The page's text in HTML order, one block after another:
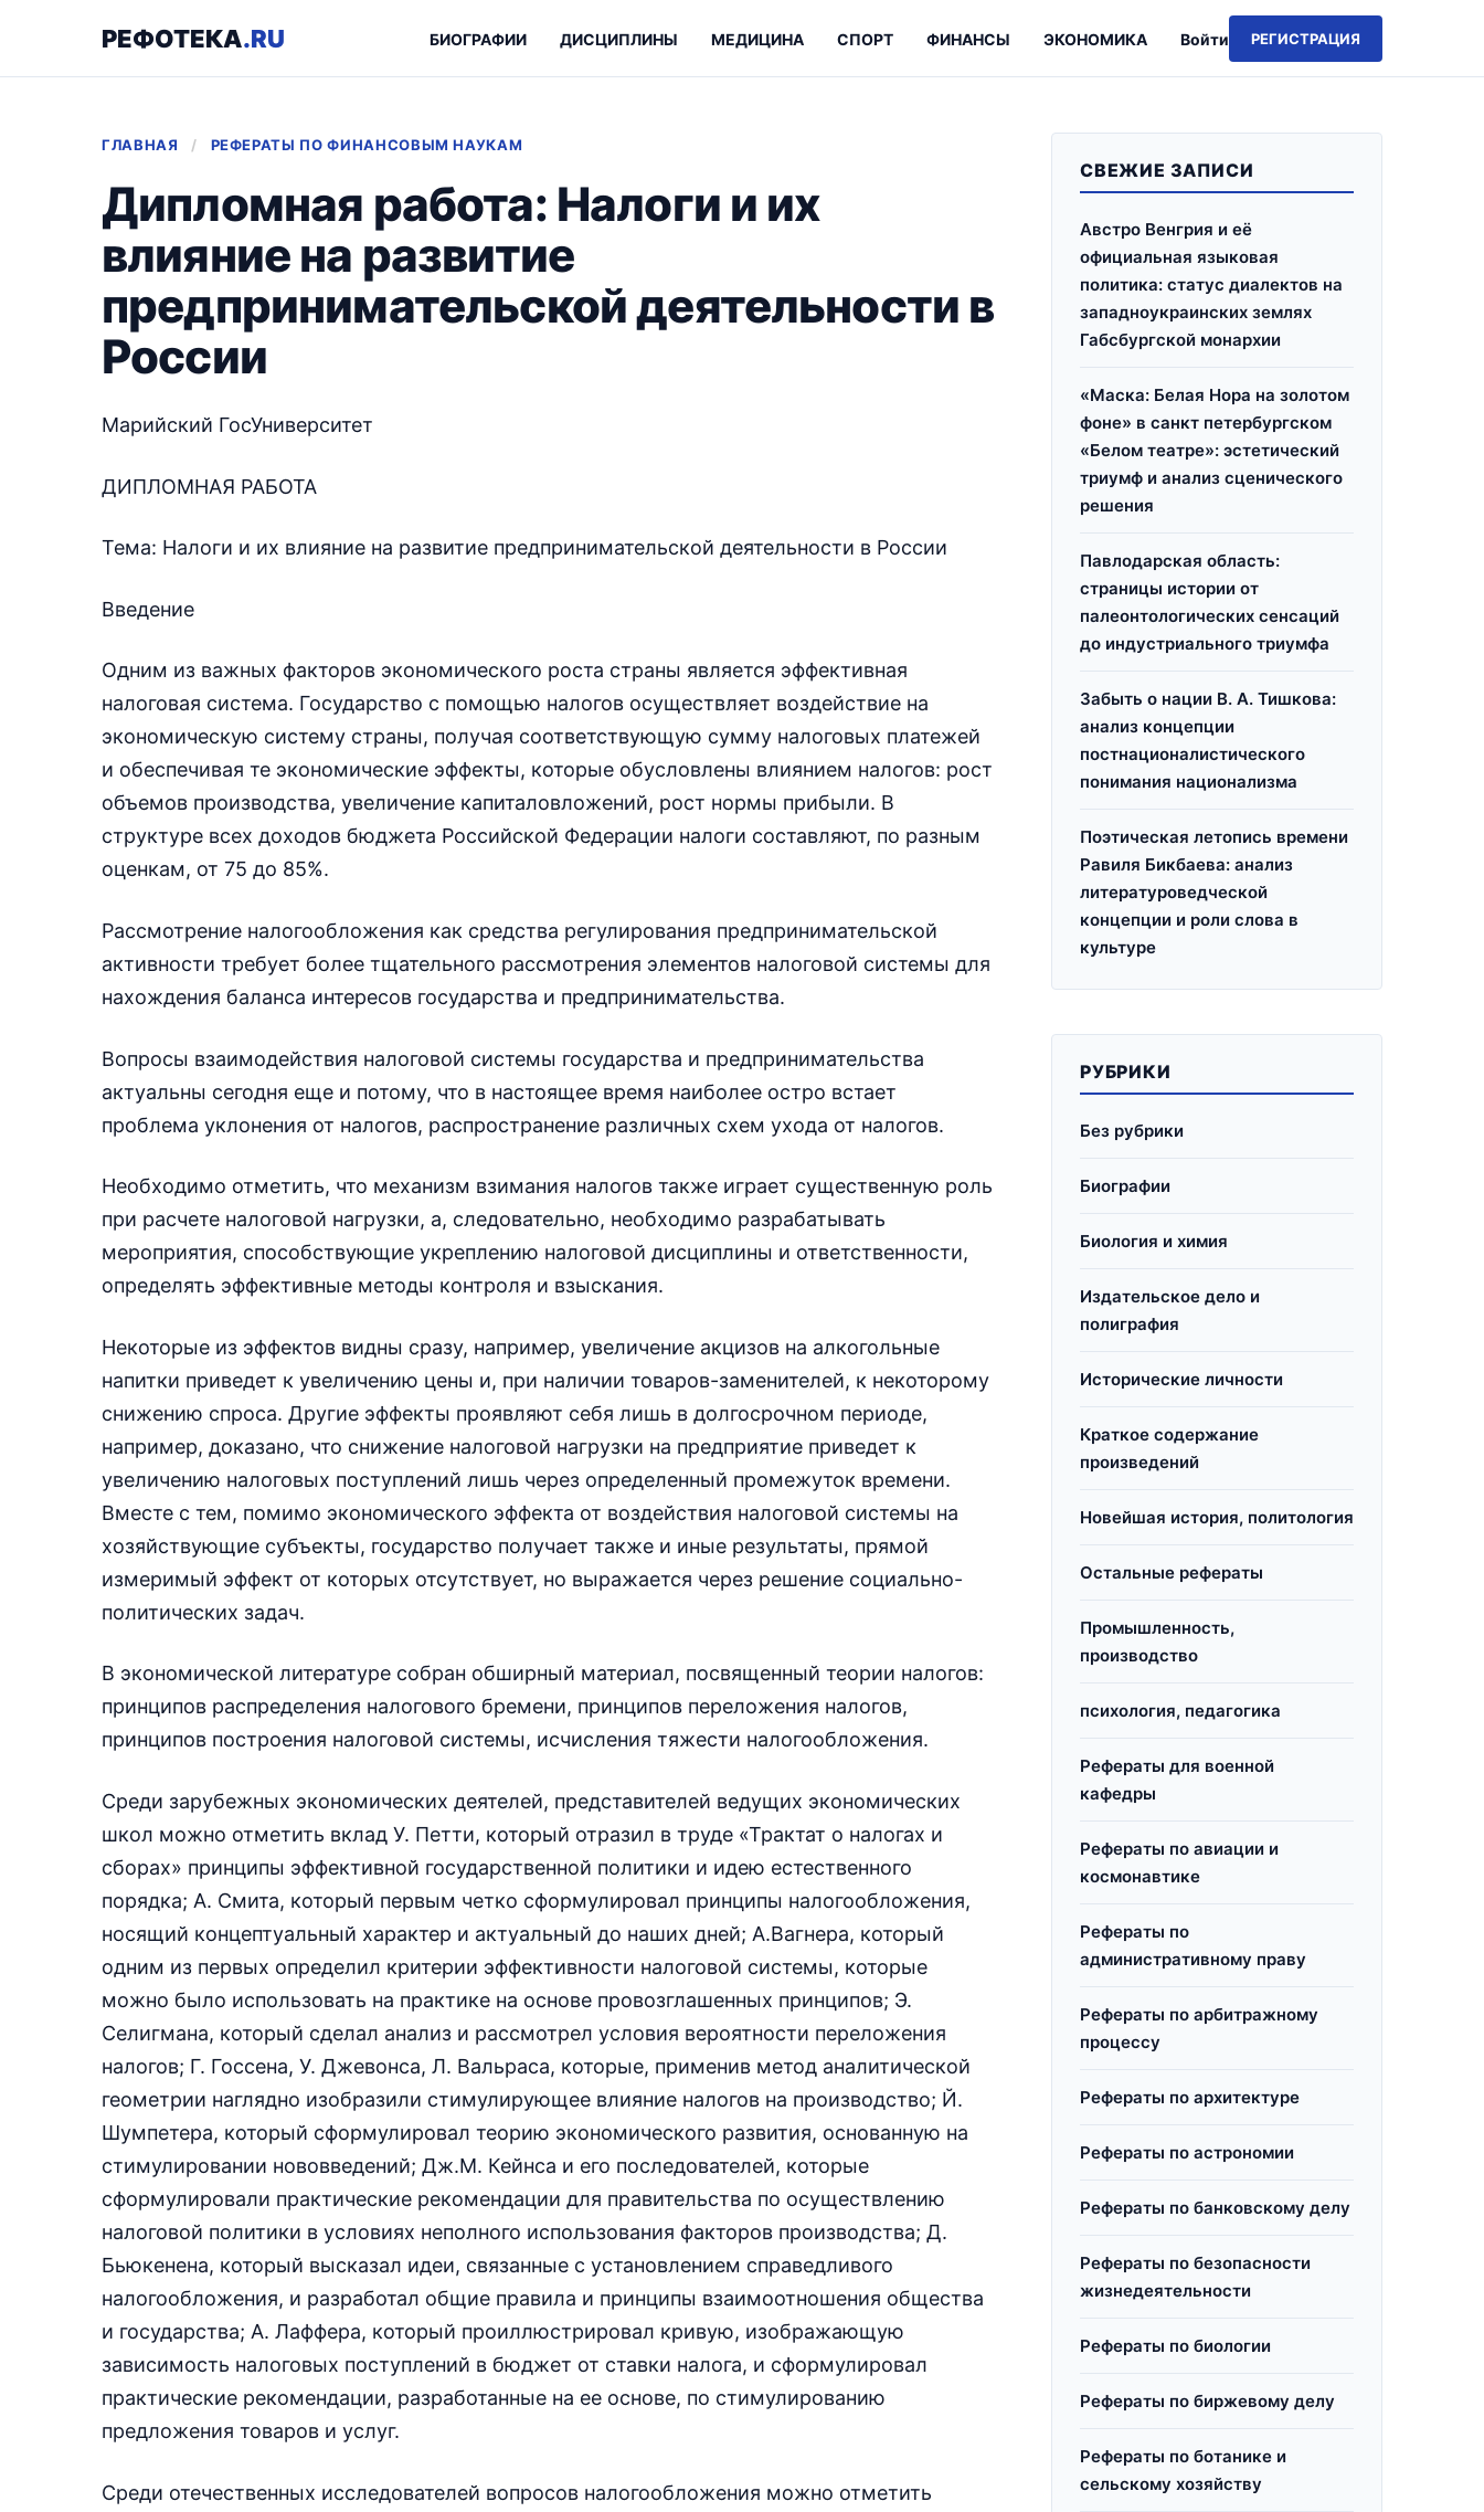
РЕФОТЕКА.RU Войти РЕГИСТРАЦИЯ
БИОГРАФИИ ДИСЦИПЛИНЫ МЕДИЦИНА СПОРТ ФИНАНСЫ ЭКОНОМИКА
ГЛАВНАЯ / РЕФЕРАТЫ ПО ФИНАНСОВЫМ НАУКАМ
Дипломная работа: Налоги и их
влияние на развитие
предпринимательской деятельности в
России
Марийский ГосУниверситет
ДИПЛОМНАЯ РАБОТА
Тема: Налоги и их влияние на развитие предпринимательской деятельности в России
Введение
Одним из важных факторов экономического роста страны является эффективная
налоговая система. Государство с помощью налогов осуществляет воздействие на
экономическую систему страны, получая соответствующую сумму налоговых платежей
и обеспечивая те экономические эффекты, которые обусловлены влиянием налогов: рост
объемов производства, увеличение капиталовложений, рост нормы прибыли. В
структуре всех доходов бюджета Российской Федерации налоги составляют, по разным
оценкам, от 75 до 85%.
Рассмотрение налогообложения как средства регулирования предпринимательской
активности требует более тщательного рассмотрения элементов налоговой системы для
нахождения баланса интересов государства и предпринимательства.
Вопросы взаимодействия налоговой системы государства и предпринимательства
актуальны сегодня еще и потому, что в настоящее время наиболее остро встает
проблема уклонения от налогов, распространение различных схем ухода от налогов.
Необходимо отметить, что механизм взимания налогов также играет существенную роль
при расчете налоговой нагрузки, а, следовательно, необходимо разрабатывать
мероприятия, способствующие укреплению налоговой дисциплины и ответственности,
определять эффективные методы контроля и взыскания.
Некоторые из эффектов видны сразу, например, увеличение акцизов на алкогольные
напитки приведет к увеличению цены и, при наличии товаров-заменителей, к некоторому
снижению спроса. Другие эффекты проявляют себя лишь в долгосрочном периоде,
например, доказано, что снижение налоговой нагрузки на предприятие приведет к
увеличению налоговых поступлений лишь через определенный промежуток времени.
Вместе с тем, помимо экономического эффекта от воздействия налоговой системы на
хозяйствующие субъекты, государство получает также и иные результаты, прямой
измеримый эффект от которых отсутствует, но выражается через решение социально-
политических задач.
В экономической литературе собран обширный материал, посвященный теории налогов:
принципов распределения налогового бремени, принципов переложения налогов,
принципов построения налоговой системы, исчисления тяжести налогообложения.
Среди зарубежных экономических деятелей, представителей ведущих экономических
школ можно отметить вклад У. Петти, который отразил в труде «Трактат о налогах и
сборах» принципы эффективной государственной политики и идею естественного
порядка; А. Смита, который первым четко сформулировал принципы налогообложения,
носящий концептуальный характер и актуальный до наших дней; А.Вагнера, который
одним из первых определил критерии эффективности налоговой системы, которые
можно было использовать на практике на основе провозглашенных принципов; Э.
Селигмана, который сделал анализ и рассмотрел условия вероятности переложения
налогов; Г. Госсена, У. Джевонса, Л. Вальраса, которые, применив метод аналитической
геометрии наглядно изобразили стимулирующее влияние налогов на производство; Й.
Шумпетера, который сформулировал теорию экономического развития, основанную на
стимулировании нововведений; Дж.М. Кейнса и его последователей, которые
сформулировали практические рекомендации для правительства по осуществлению
налоговой политики в условиях неполного использования факторов производства; Д.
Бьюкенена, который высказал идеи, связанные с установлением справедливого
налогообложения, и разработал общие правила и принципы взаимоотношения общества
и государства; А. Лаффера, который проиллюстрировал кривую, изображающую
зависимость налоговых поступлений в бюджет от ставки налога, и сформулировал
практические рекомендации, разработанные на ее основе, по стимулированию
предложения товаров и услуг.
Среди отечественных исследователей вопросов налогообложения можно отметить
СВЕЖИЕ ЗАПИСИ
Австро Венгрия и её
официальная языковая
политика: статус диалектов на
западноукраинских землях
Габсбургской монархии
«Маска: Белая Нора на золотом
фоне» в санкт петербургском
«Белом театре»: эстетический
триумф и анализ сценического
решения
Павлодарская область:
страницы истории от
палеонтологических сенсаций
до индустриального триумфа
Забыть о нации В. А. Тишкова:
анализ концепции
постнационалистического
понимания национализма
Поэтическая летопись времени
Равиля Бикбаева: анализ
литературоведческой
концепции и роли слова в
культуре
РУБРИКИ
Без рубрики
Биографии
Биология и химия
Издательское дело и
полиграфия
Исторические личности
Краткое содержание
произведений
Новейшая история, политология
Остальные рефераты
Промышленность,
производство
психология, педагогика
Рефераты для военной
кафедры
Рефераты по авиации и
космонавтике
Рефераты по
административному праву
Рефераты по арбитражному
процессу
Рефераты по архитектуре
Рефераты по астрономии
Рефераты по банковскому делу
Рефераты по безопасности
жизнедеятельности
Рефераты по биологии
Рефераты по биржевому делу
Рефераты по ботанике и
сельскому хозяйству